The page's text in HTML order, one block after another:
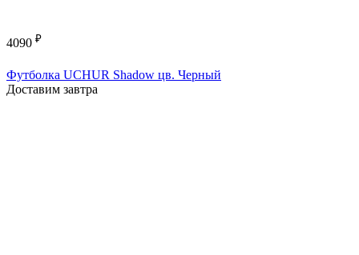
4090 ₽
Футболка UCHUR Shadow цв. Черный
Доставим завтра